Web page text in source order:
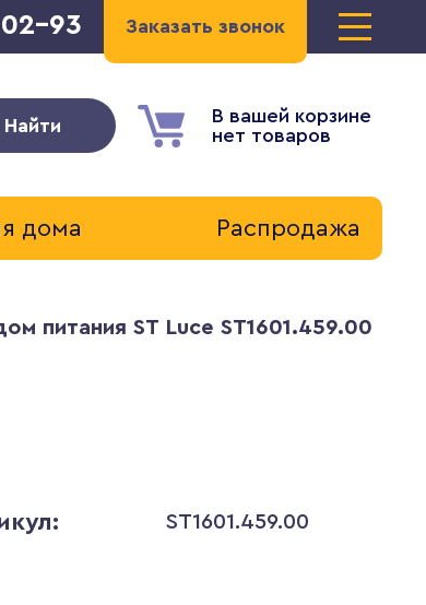
Заказать звонок
02-93
В вашей корзине
нет товаров
Найти
дома Распродажа
питания ST Luce ST1601.459.00
ST1601.459.00